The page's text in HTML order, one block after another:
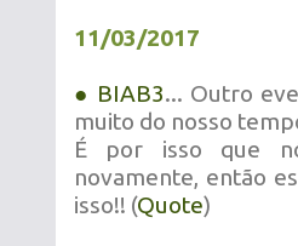
11/03/2017
● BIAB3... Outro
muito do nosso
É por isso que
novamente, então
isso!! (Quote)